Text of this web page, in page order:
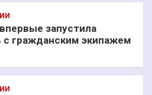
запустила
с гражданским экипажем